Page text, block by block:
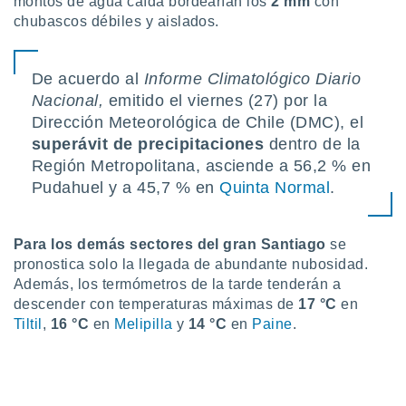
utilizar
crear un
uso de
contenido
medir el
del
de
o a través
de
de
chubascos débiles y aislados.
De acuerdo al Informe Climatológico Diario
Nacional, emitido el viernes (27) por la
Dirección Meteorológica de Chile (DMC), el
superávit de precipitaciones dentro de la
Región Metropolitana, asciende a 56,2 % en
Pudahuel y a 45,7 % enQuinta Normal .
Para los demás sectores del gran Santiago se
pronostica solo la llegada de abundante nubosidad.
Además, los termómetros de la tarde tenderán a
descender con temperaturas máximas de 17 °C en
Tiltil , 16 °C en Melipilla y 14 °C en Paine.